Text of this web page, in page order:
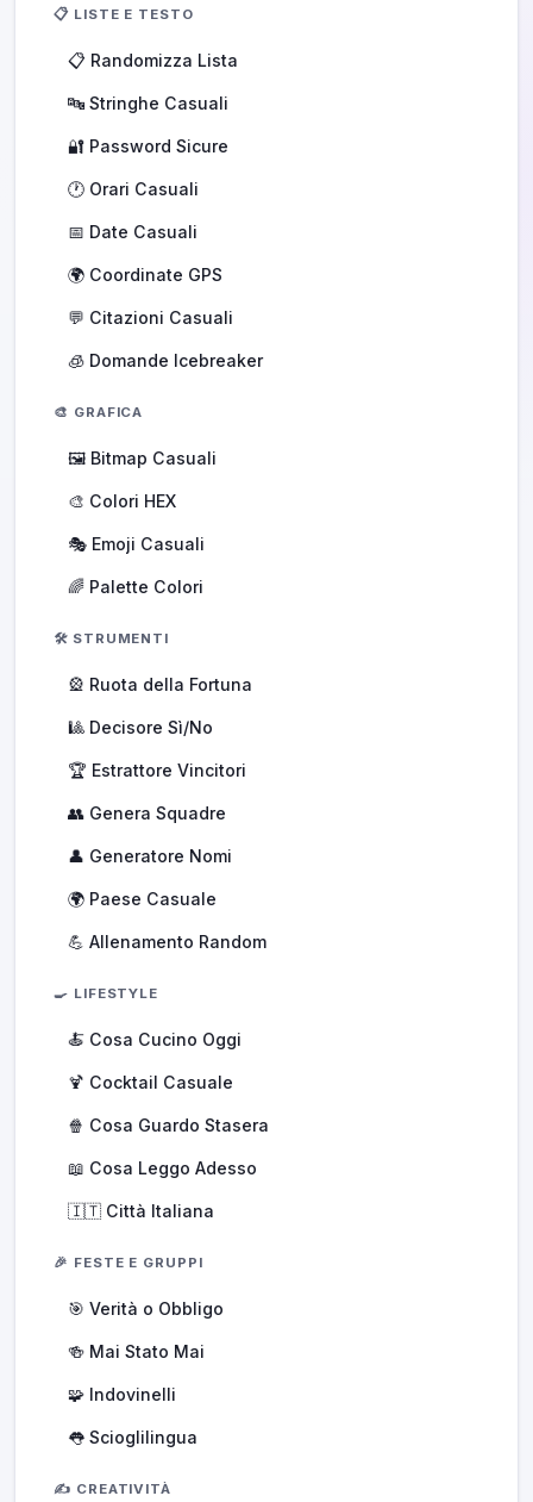
📋 LISTE E TESTO
📋 Randomizza Lista
🔤 Stringhe Casuali
🔐 Password Sicure
🕐 Orari Casuali
📅 Date Casuali
🌍 Coordinate GPS
💬 Citazioni Casuali
🧊 Domande Icebreaker
🎨 GRAFICA
🖼️ Bitmap Casuali
🎨 Colori HEX
🎭 Emoji Casuali
🌈 Palette Colori
🛠️ STRUMENTI
🎡 Ruota della Fortuna
🎱 Decisore Sì/No
🏆 Estrattore Vincitori
👥 Genera Squadre
👤 Generatore Nomi
🌍 Paese Casuale
💪 Allenamento Random
🍳 LIFESTYLE
🍝 Cosa Cucino Oggi
🍹 Cocktail Casuale
🍿 Cosa Guardo Stasera
📖 Cosa Leggo Adesso
🇮🇹 Città Italiana
🎉 FESTE E GRUPPI
🎯 Verità o Obbligo
🍻 Mai Stato Mai
🧩 Indovinelli
👅 Scioglilingua
✍️ CREATIVITÀ